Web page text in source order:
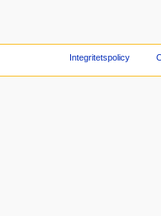
Integritetspolicy